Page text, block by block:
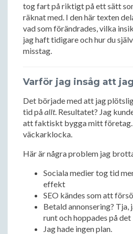
tog fart på riktigt på ett sätt
räknat med. I den här texten
vad som förändrades, vilka
jag haft tidigare och hur du
misstag.
Varför jag insåg att
Det började med att jag
tid påallt. Resultatet? Jag
att faktiskt bygga mitt företag.
väckarklocka.
Här är några problem jag
Sociala medier tog tid
effekt
SEO kändes som att
Betald annonsering? Tja,
runt och hoppades på
Jag hade ingen plan.